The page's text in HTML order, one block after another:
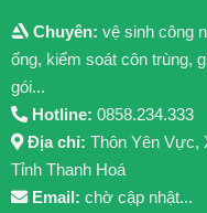
Chuyên: vệ sinh công
ống, kiểm soát côn trùng,
gói...
Hotline: 0858.234.333
Địa chỉ: Thôn Yên Vực,
Tỉnh Thanh Hoá
Email: chờ cập nhật...